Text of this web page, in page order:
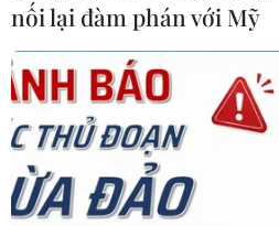
CƠ QUAN CHỦ QUẢN: THÔNG TẤN XÃ VIỆT
Tổng Biên tập: TRẦN TIẾN DUẨN
Phó Tổng Biên tập: NGUYỄN
THỦY
Sở hữu trí tuệ
nối lại đàm phán với Mỹ